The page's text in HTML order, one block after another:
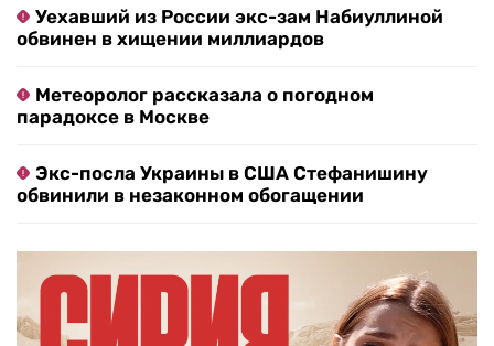
Уехавший из России экс-зам Набиуллиной
обвинен в хищении миллиардов
Метеоролог рассказала о погодном
парадоксе в Москве
Экс-посла Украины в США Стефанишину
обвинили в незаконном обогащении